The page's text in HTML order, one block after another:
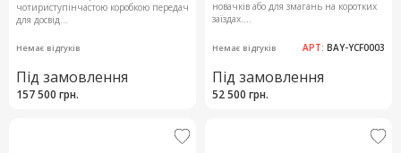
чотириступінчастою коробкою передач
для досвід...
Немає відгуків
Під замовлення
157 500 грн.
новачків або для змагань на коротких
заїздах....
Немає відгуків АРТ: BAY-YCF0003
Під замовлення
52 500 грн.